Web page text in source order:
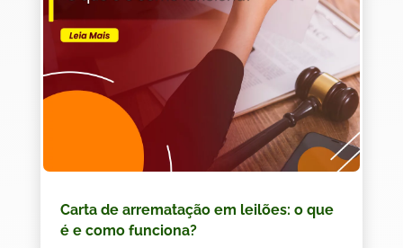
Carta de arrematação em leilões: o que
é e como funciona?